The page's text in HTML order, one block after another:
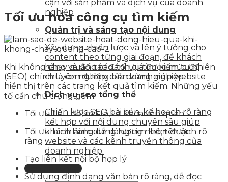
cận với sản phẩm và dịch vụ của doanh
nghiệp
Quản trị và sáng tạo nội dung
Xây dựng chiến lược và lên ý tưởng cho
content theo từng giai đoạn, để khách
hàng và đối tác đánh giá được mức độ
chuyên nghiệp của doanh nghiệp.
Dịch vụ seo tổng thể
Chiến lược SEO bài bản, kế hoạch rõ ràng
kết hợp với nội dung chuyên sâu giúp
khách hàng dễ dàng tìm kiếm được
website và các kênh truyền thông của
doanh nghiệp.
Liên hệ tư vấn
Tối ưu hóa công cụ tìm kiếm
Khi không chạy quảng cáo, tối ưu tìm kiếm tự nhiên
(SEO) chính là con đường bền vững giúp website
hiển thị trên các trang kết quả tìm kiếm. Những yếu
tố cần chú trọng gồm:
Tối ưu tiêu đề, mô tả, từ khóa liên quan
Tối ưu hình ảnh: dung lượng nhỏ, tên ảnh rõ
ràng
Tạo liên kết nội bộ hợp lý
Sử dụng định dạng văn bản rõ ràng, dễ đọc